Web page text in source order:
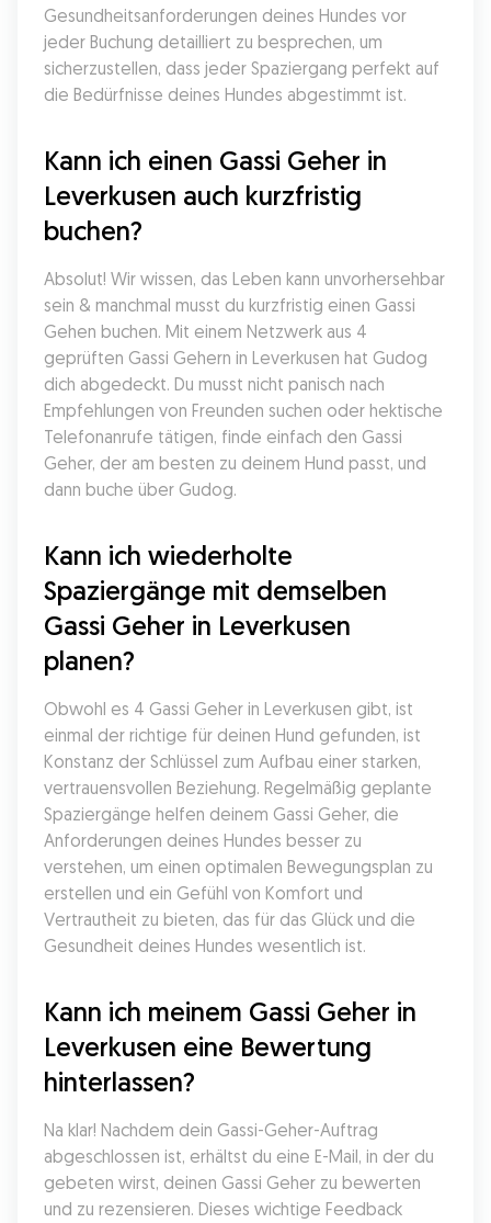
Gesundheitsanforderungen deines Hundes vor
jeder Buchung detailliert zu besprechen, um
sicherzustellen, dass jeder Spaziergang perfekt auf
die Bedürfnisse deines Hundes abgestimmt ist.
Kann ich einen Gassi Geher in
Leverkusen auch kurzfristig
buchen?
Absolut! Wir wissen, das Leben kann unvorhersehbar
sein & manchmal musst du kurzfristig einen Gassi
Gehen buchen. Mit einem Netzwerk aus 4
geprüften Gassi Gehern in Leverkusen hat Gudog
dich abgedeckt. Du musst nicht panisch nach
Empfehlungen von Freunden suchen oder hektische
Telefonanrufe tätigen, finde einfach den Gassi
Geher, der am besten zu deinem Hund passt, und
dann buche über Gudog.
Kann ich wiederholte
Spaziergänge mit demselben
Gassi Geher in Leverkusen
planen?
Obwohl es 4 Gassi Geher in Leverkusen gibt, ist
einmal der richtige für deinen Hund gefunden, ist
Konstanz der Schlüssel zum Aufbau einer starken,
vertrauensvollen Beziehung. Regelmäßig geplante
Spaziergänge helfen deinem Gassi Geher, die
Anforderungen deines Hundes besser zu
verstehen, um einen optimalen Bewegungsplan zu
erstellen und ein Gefühl von Komfort und
Vertrautheit zu bieten, das für das Glück und die
Gesundheit deines Hundes wesentlich ist.
Kann ich meinem Gassi Geher in
Leverkusen eine Bewertung
hinterlassen?
Na klar! Nachdem dein Gassi-Geher-Auftrag
abgeschlossen ist, erhältst du eine E-Mail, in der du
gebeten wirst, deinen Gassi Geher zu bewerten
und zu rezensieren. Dieses wichtige Feedback